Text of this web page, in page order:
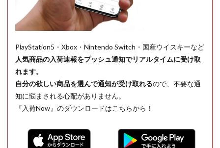
PlayStation5・Xbox・Nintendo Switch・国産ウイスキーなど
人気商品の入荷速報をプッシュ通知でリアルタイムに受け取
れます。
自分の欲しい商品を選んで通知が受け取れるので、不要な通
知に悩まされる心配がありません。
『入荷Now』のダウンロードはこちらから！